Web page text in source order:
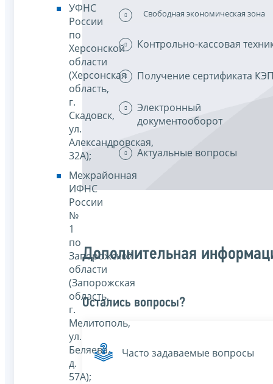
УФНС
России
по
Херсонской
области
(Херсонская
область,
г.
Скадовск,
ул.
Александровская,
32А);
Межрайонная
ИФНС
России
№
1
по
Запорожской
области
(Запорожская
область,
г.
Мелитополь,
ул.
Беляева,
д.
57А);
Свободная экономическая зона
Контрольно-кассовая
Получение сертификата
Электронный
документооборот
Актуальные вопросы
Дополнительная
Остались вопросы?
Часто задаваемые вопросы